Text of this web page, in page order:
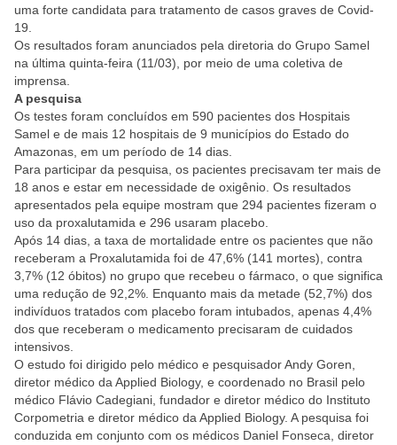
uma forte candidata para tratamento de casos graves de Covid-
19.
Os resultados foram anunciados pela diretoria do Grupo Samel
na última quinta-feira (11/03), por meio de uma coletiva de
imprensa.
A pesquisa
Os testes foram concluídos em 590 pacientes dos Hospitais
Samel e de mais 12 hospitais de 9 municípios do Estado do
Amazonas, em um período de 14 dias.
Para participar da pesquisa, os pacientes precisavam ter mais de
18 anos e estar em necessidade de oxigênio. Os resultados
apresentados pela equipe mostram que 294 pacientes fizeram o
uso da proxalutamida e 296 usaram placebo.
Após 14 dias, a taxa de mortalidade entre os pacientes que não
receberam a Proxalutamida foi de 47,6% (141 mortes), contra
3,7% (12 óbitos) no grupo que recebeu o fármaco, o que significa
uma redução de 92,2%. Enquanto mais da metade (52,7%) dos
indivíduos tratados com placebo foram intubados, apenas 4,4%
dos que receberam o medicamento precisaram de cuidados
intensivos.
O estudo foi dirigido pelo médico e pesquisador Andy Goren,
diretor médico da Applied Biology, e coordenado no Brasil pelo
médico Flávio Cadegiani, fundador e diretor médico do Instituto
Corpometria e diretor médico da Applied Biology. A pesquisa foi
conduzida em conjunto com os médicos Daniel Fonseca, diretor